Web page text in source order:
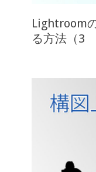
Lightroom
る方法（3